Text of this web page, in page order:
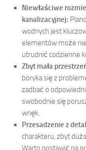
Niewłaściwe
kanalizacyjnej:
wodnych jest
elementów może
utrudnić codzienne
Zbyt mała
boryka się z
zadbać o
swobodnie się
wnęk.
Przesadzenie z
charakteru, zbyt
Warto postawić na